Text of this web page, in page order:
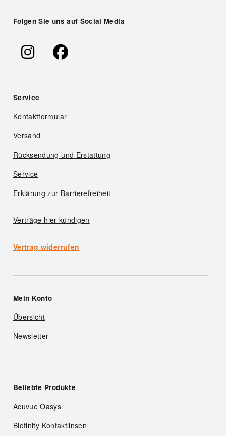
Folgen Sie uns auf Social Media
Service
Kontaktformular
Versand
Rücksendung und Erstattung
Service
Erklärung zur Barrierefreiheit
Verträge hier kündigen
Vertrag widerrufen
Mein Konto
Übersicht
Newsletter
Beliebte Produkte
Acuvue Oasys
Biofinity Kontaktlinsen